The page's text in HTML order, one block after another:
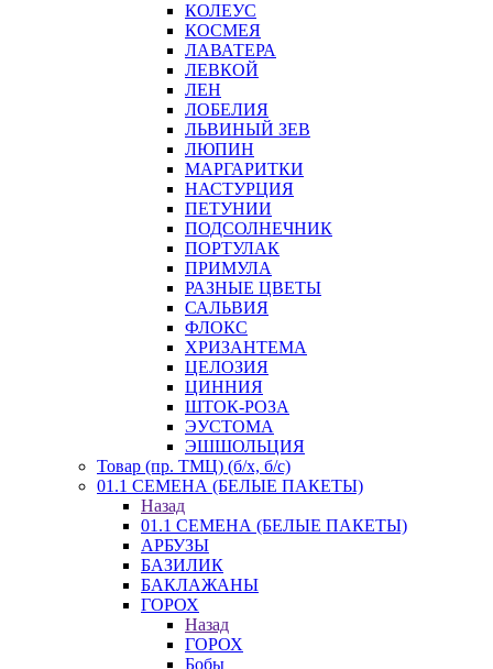
КОЛЕУС
КОСМЕЯ
ЛАВАТЕРА
ЛЕВКОЙ
ЛЕН
ЛОБЕЛИЯ
ЛЬВИНЫЙ ЗЕВ
ЛЮПИН
МАРГАРИТКИ
НАСТУРЦИЯ
ПЕТУНИИ
ПОДСОЛНЕЧНИК
ПОРТУЛАК
ПРИМУЛА
РАЗНЫЕ ЦВЕТЫ
САЛЬВИЯ
ФЛОКС
ХРИЗАНТЕМА
ЦЕЛОЗИЯ
ЦИННИЯ
ШТОК-РОЗА
ЭУСТОМА
ЭШШОЛЬЦИЯ
Товар (пр. ТМЦ) (б/х, б/с)
01.1 СЕМЕНА (БЕЛЫЕ ПАКЕТЫ)
Назад
01.1 СЕМЕНА (БЕЛЫЕ ПАКЕТЫ)
АРБУЗЫ
БАЗИЛИК
БАКЛАЖАНЫ
ГОРОХ
Назад
ГОРОХ
Бобы